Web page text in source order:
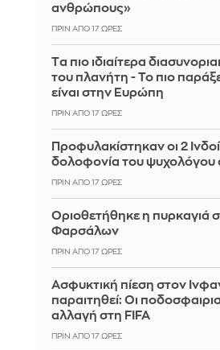
ανθρώπους»
ΠΡΙΝ ΑΠΌ 17 ΏΡΕΣ
Tα πιο ιδιαίτερα
του πλανήτη - Το πιο
είναι στην Ευρώπη
ΠΡΙΝ ΑΠΌ 17 ΏΡΕΣ
Προφυλακίστηκαν οι 2 Ινδοί
δολοφονία του ψυχολόγου
ΠΡΙΝ ΑΠΌ 17 ΏΡΕΣ
Οριοθετήθηκε η πυρκαγιά
Φαρσάλων
ΠΡΙΝ ΑΠΌ 17 ΏΡΕΣ
Ασφυκτική πίεση στον
παραιτηθεί: Οι
αλλαγή στη FIFA
ΠΡΙΝ ΑΠΌ 17 ΏΡΕΣ